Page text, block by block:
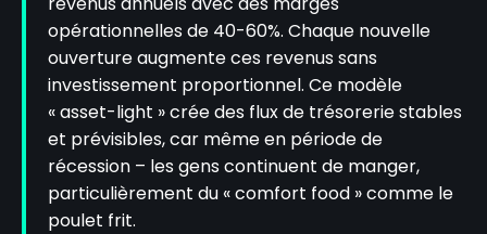
opérationnelles de 40-60%. Chaque nouvelle
ouverture augmente ces revenus sans
investissement proportionnel. Ce modèle
« asset-light » crée des flux de trésorerie stables
et prévisibles, car même en période de
récession – les gens continuent de manger,
particulièrement du « comfort food » comme le
poulet frit.